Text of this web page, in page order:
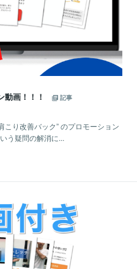
動画！！！
記事
こり改善バック” のプロモーション
う疑問の解消に...